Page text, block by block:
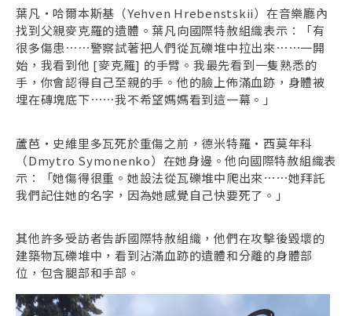
葉凡・哈爾本斯基（Yehven Hrebenstskii）在音樂廳內
找到父親麥克羅的遺體。葉凡向國際特赦組織表示：「有
很多傷患⋯⋯警察試著把人們從瓦礫堆中拉出來⋯⋯一開
始，我看到他 [麥克羅] 的手臂。我最先看到一隻熟悉的
手，你會認得自己至親的手。他的臉上佈滿血跡，身體被
埋在磚塊底下⋯⋯我不希望媽媽看到這一幕。」
蘆芭・史維里多瓦死於重傷之前，德米特羅・西莫年科
（Dmytro Symonenko）在她身邊。他向國際特赦組織表
示：「她傷得很重。她設法從瓦礫堆中爬出來⋯⋯她拜託
我們記住她的名字，因為她感覺自己快要死了。」
其他許多受訪者告訴國際特赦組織，他們在攻擊後毀壞的
建築物瓦礫堆中，看到沾滿血跡的遺體和分離的身體部
位，包含腿部和手部。